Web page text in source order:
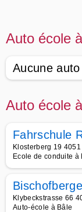
Auto école
Aucune
Auto école
Fahrschule
Klosterberg 19
Ecole de conduite à
Klybeckstrasse 66
Auto-école à Bâle